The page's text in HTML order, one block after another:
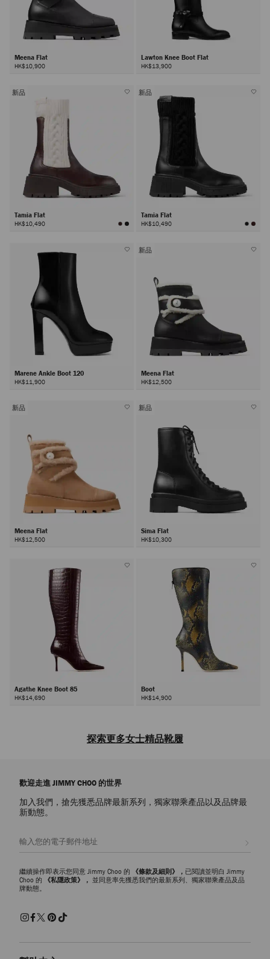
Meena Flat
HK$10,900
Lawton Knee Boot Flat
HK$13,900
新品
Tamia Flat
HK$10,490
新品
Tamia Flat
HK$10,490
Marene Ankle Boot 120
HK$11,900
新品
Meena Flat
HK$12,500
新品
Meena Flat
HK$12,500
新品
Sima Flat
HK$10,300
Agathe Knee Boot 85
HK$14,690
Boot
HK$14,900
探索更多女士精品靴履
靴、高跟靴、平底靴和及膝靴。尋找您的心儀靴履，探索如何爲不同場合
搭配潮靴。
綫條簡潔合身的服飾，隨時隨刻在職場散發魅力。
高跟靴
時尚別緻的高跟靴系列爲您的早晚穿搭提升潮流度。摩登滴跟造型讓經
典設計煥發時尚活力。時髦高跟靴履是您出席派對和特別場合的優雅之
歡迎走進 JIMMY CHOO 的世界
加入我們，搶先獲悉品牌最新系列，獨家聯乘產品以及品牌最
新動態。
繼續操作即表示您同意 Jimmy Choo 的 《條款及細則》， 已閱讀並明白 Jimmy
Choo 的
《私隱政策》， 並同意率先獲悉我們的最新系列、獨家聯乘產品及品
牌動態。